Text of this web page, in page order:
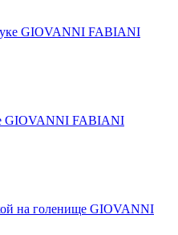
GIOVANNI FABIANI
GIOVANNI FABIANI
на голенище GIOVANNI